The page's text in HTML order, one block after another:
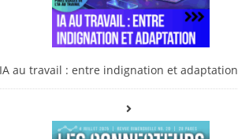
IA au travail : entre indignation et adaptation